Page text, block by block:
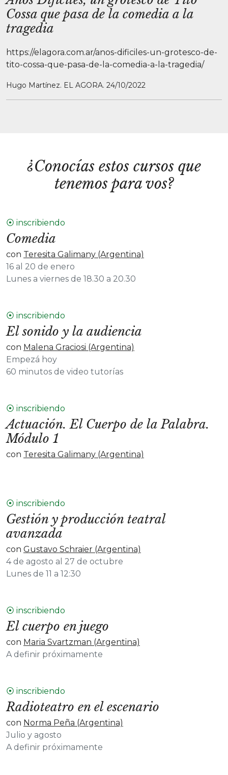
Cossa que pasa de la comedia a la
tragedia
https://elagora.com.ar/anos-dificiles-un-grotesco-de-
tito-cossa-que-pasa-de-la-comedia-a-la-tragedia/
Hugo Martínez. EL AGORA. 24/10/2022
¿Conocías estos cursos que
tenemos para vos?
⦿ inscribiendo
Comedia
con Teresita Galimany (Argentina)
16 al 20 de enero
Lunes a viernes de 18.30 a 20.30
⦿ inscribiendo
El sonido y la audiencia
con Malena Graciosi (Argentina)
Empezá hoy
60 minutos de video tutorías
⦿ inscribiendo
Actuación. El Cuerpo de la Palabra.
Módulo 1
con Teresita Galimany (Argentina)
⦿ inscribiendo
Gestión y producción teatral
avanzada
con Gustavo Schraier (Argentina)
4 de agosto al 27 de octubre
Lunes de 11 a 12:30
⦿ inscribiendo
El cuerpo en juego
con Maria Svartzman (Argentina)
A definir próximamente
⦿ inscribiendo
Radioteatro en el escenario
con Norma Peña (Argentina)
Julio y agosto
A definir próximamente